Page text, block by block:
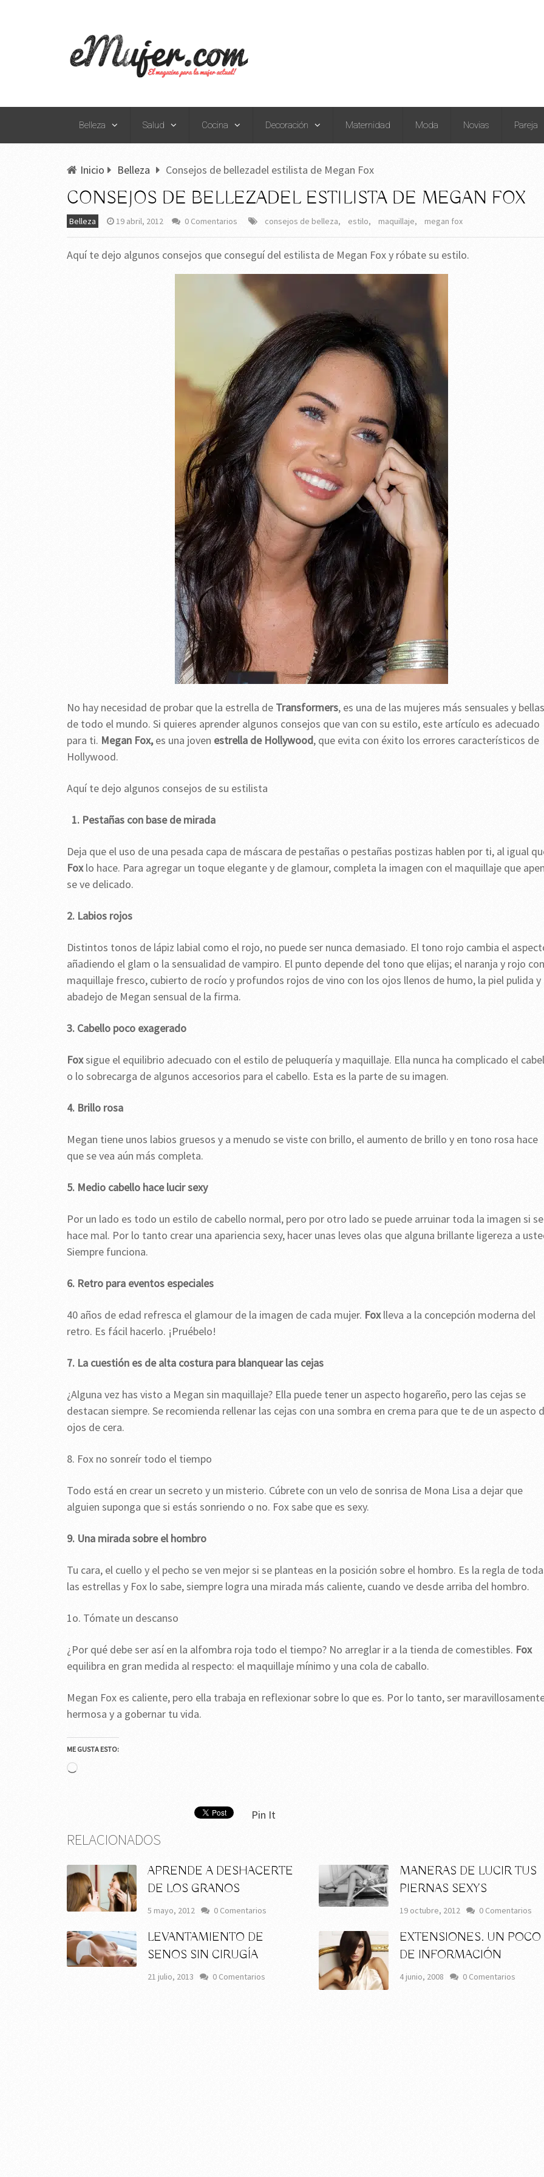
Belleza Salud Cocina Decoración Maternidad Moda Novias Pareja
Inicio Belleza Consejos de bellezadel estilista de Megan Fox
CONSEJOS DE BELLEZADEL ESTILISTA DE MEGAN FOX
Belleza 19 abril, 2012 0 Comentarios consejos de belleza, estilo, maquillaje, megan fox
Aquí te dejo algunos consejos que conseguí del estilista de Megan Fox y róbate su estilo.
No hay necesidad de probar que la estrella de Transformers, es una de las mujeres más sensuales y bellas
de todo el mundo. Si quieres aprender algunos consejos que van con su estilo, este artículo es adecuado
para ti. Megan Fox,es una joven estrella de Hollywood, que evita con éxito los errores característicos de
Hollywood.
Aquí te dejo algunos consejos de su estilista
1. Pestañas con base de mirada
Deja que el uso de una pesada capa de máscara de pestañas o pestañas postizas hablen por ti, al igual
Foxlo hace. Para agregar un toque elegante y de glamour, completa la imagen con el maquillaje que
se ve delicado.
2. Labios rojos
Distintos tonos de lápiz labial como el rojo, no puede ser nunca demasiado. El tono rojo cambia el
añadiendo el glam o la sensualidad de vampiro. El punto depende del tono que elijas; el naranja y rojo
maquillaje fresco, cubierto de rocío y profundos rojos de vino con los ojos llenos de humo, la piel pulida y
abadejo de Megan sensual de la firma.
3. Cabello poco exagerado
Foxsigue el equilibrio adecuado con el estilo de peluquería y maquillaje. Ella nunca ha complicado el
o lo sobrecarga de algunos accesorios para el cabello. Esta es la parte de su imagen.
4. Brillo rosa
Megan tiene unos labios gruesos y a menudo se viste con brillo, el aumento de brillo y en tono rosa hace
que se vea aún más completa.
5. Medio cabello hace lucir sexy
Por un lado es todo un estilo de cabello normal, pero por otro lado se puede arruinar toda la imagen si se
hace mal. Por lo tanto crear una apariencia sexy, hacer unas leves olas que alguna brillante ligereza a
Siempre funciona.
6. Retro para eventos especiales
40 años de edad refresca el glamour de la imagen de cada mujer. Foxlleva a la concepción moderna del
retro. Es fácil hacerlo. ¡Pruébelo!
7. La cuestión es de alta costura para blanquear las cejas
¿Alguna vez has visto a Megan sin maquillaje? Ella puede tener un aspecto hogareño, pero las cejas se
destacan siempre. Se recomienda rellenar las cejas con una sombra en crema para que te de un aspecto
ojos de cera.
8. Fox no sonreír todo el tiempo
Todo está en crear un secreto y un misterio. Cúbrete con un velo de sonrisa de Mona Lisa a dejar que
alguien suponga que si estás sonriendo o no. Fox sabe que es sexy.
9. Una mirada sobre el hombro
Tu cara, el cuello y el pecho se ven mejor si se planteas en la posición sobre el hombro. Es la regla de
las estrellas y Fox lo sabe, siempre logra una mirada más caliente, cuando ve desde arriba del hombro.
1o. Tómate un descanso
¿Por qué debe ser así en la alfombra roja todo el tiempo? No arreglar ir a la tienda de comestibles. Fox
equilibra en gran medida al respecto: el maquillaje mínimo y una cola de caballo.
Megan Fox es caliente, pero ella trabaja en reflexionar sobre lo que es. Por lo tanto, ser
hermosa y a gobernar tu vida.
ME GUSTA ESTO:
Cargando...
Pin It
RELACIONADOS
APRENDE A DESHACERTE
DE LOS GRANOS
5 mayo, 2012 0 Comentarios
MANERAS DE LUCIR TUS
PIERNAS SEXYS
19 octubre, 2012 0 Comentarios
LEVANTAMIENTO DE
SENOS SIN CIRUGÍA
21 julio, 2013 0 Comentarios
EXTENSIONES. UN POCO
DE INFORMACIÓN
4 junio, 2008 0 Comentarios